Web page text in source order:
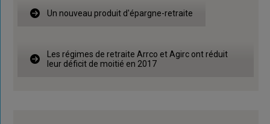
Un nouveau produit d'épargne-retraite
Les régimes de retraite Arrco et Agirc ont réduit
leur déficit de moitié en 2017